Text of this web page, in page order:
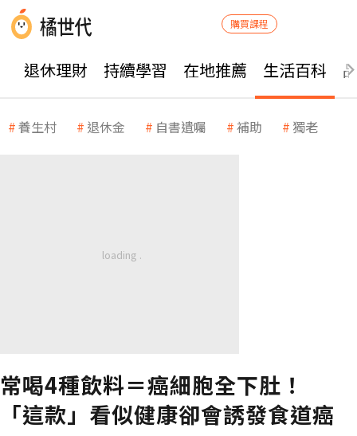
購買課程
退休理財 持續學習 在地推薦 生活百科
養生村 退休金 自書遺囑 補助 獨老
常喝4種飲料＝癌細胞全下肚！
「這款」看似健康卻會誘發食道癌